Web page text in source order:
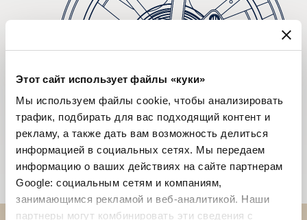
Этот сайт использует файлы «куки»
Мы используем файлы cookie, чтобы анализировать
трафик, подбирать для вас подходящий контент и
рекламу, а также дать вам возможность делиться
информацией в социальных сетях. Мы передаем
информацию о ваших действиях на сайте партнерам
Google: социальным сетям и компаниям,
занимающимся рекламой и веб-аналитикой. Наши
партнеры могут комбинировать эти сведения с